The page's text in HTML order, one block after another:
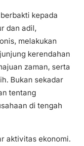
kepada
dan adil,
melakukan
kerendahan
zaman, serta
Bukan sekadar
tentang
di tengah
aktivitas ekonomi.